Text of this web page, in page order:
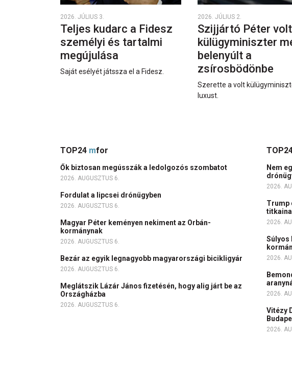
2026. JÚLIUS 3.
Teljes kudarc a Fidesz
személyi és tartalmi
megújulása
Saját esélyét játssza el a Fidesz.
2026. JÚLIUS 2.
Szijjártó Péter volt
külügyminiszter
belenyúlt a
zsírosbödönbe
Szerette a volt
luxust.
TOP24 mfor
Ők biztosan megússzák a ledolgozós szombatot
2026. AUGUSZTUS 6.
Fordulat a lipcsei drónügyben
2026. AUGUSZTUS 6.
Magyar Péter keményen nekiment az Orbán-
kormánynak
2026. AUGUSZTUS 6.
Bezár az egyik legnagyobb magyarországi bicikligyár
2026. AUGUSZTUS 6.
Meglátszik Lázár János fizetésén, hogy alig járt be az
Országházba
2026. AUGUSZTUS 6.
Nem
2026.
Trump
2026.
Súlyos
2026.
2026.
Vitézy
2026.